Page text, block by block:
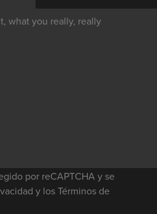
what you really, really
por reCAPTCHA y se
y losTérminos de